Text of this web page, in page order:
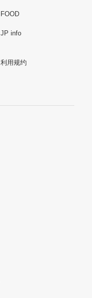
FOOD
JP info
利用规约